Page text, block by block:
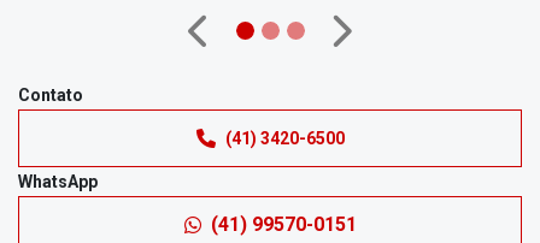
Anterior Próximo
Contato
(41) 3420-6500
WhatsApp
(41) 99570-0151